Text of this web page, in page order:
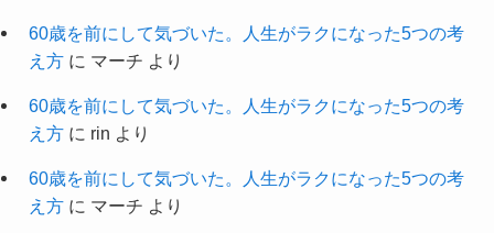
60歳を前にして気づいた。人生がラクになった5つの考
え方に マーチ より
60歳を前にして気づいた。人生がラクになった5つの考
え方に rin より
60歳を前にして気づいた。人生がラクになった5つの考
え方に マーチ より